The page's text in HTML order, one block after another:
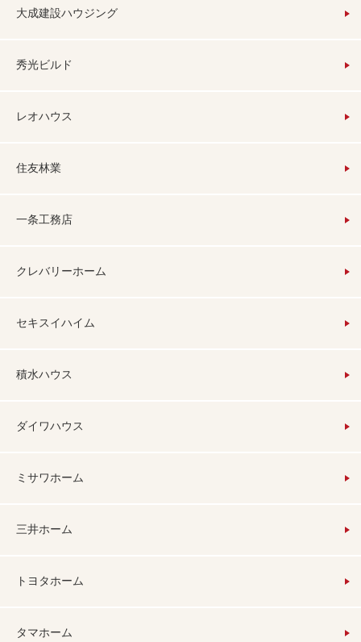
大成建設ハウジング
秀光ビルド
レオハウス
住友林業
一条工務店
クレバリーホーム
セキスイハイム
積水ハウス
ダイワハウス
ミサワホーム
三井ホーム
トヨタホーム
タマホーム